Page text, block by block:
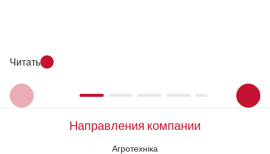
Читать
Направления компании
Агротехніка